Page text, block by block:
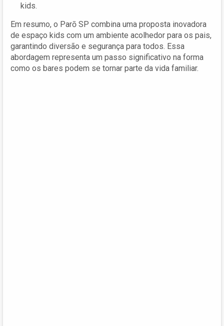
kids.
Em resumo, o Parō SP combina uma proposta inovadora
de espaço kids com um ambiente acolhedor para os pais,
garantindo diversão e segurança para todos. Essa
abordagem representa um passo significativo na forma
como os bares podem se tornar parte da vida familiar.